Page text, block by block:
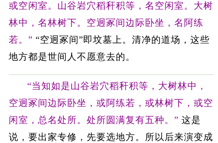
或空闲室。山谷岩穴稻秆积等，名空闲室。大树
林中，名林树下。空迥冢间边际卧坐，名阿练
若。” “空迥冢间”即坟墓上。清净的道场，这些
地方都是世间人不愿意去的。
“当知如是山谷岩穴稻秆积等，大树林中，
空迥冢间边际卧坐，或阿练若，或林树下，或空
闲室，总名处所。处所圆满复有五种。” 这是
说，要出家专修，先要选地方。所以后来演变成